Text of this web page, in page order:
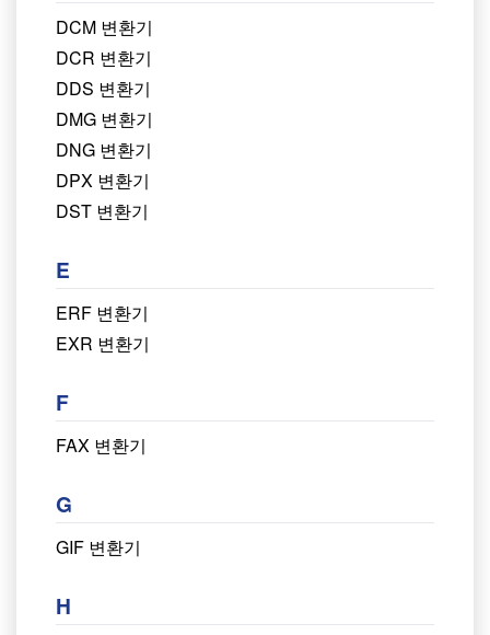
DCM 변환기
DCR 변환기
DDS 변환기
DMG 변환기
DNG 변환기
DPX 변환기
DST 변환기
E
ERF 변환기
EXR 변환기
F
FAX 변환기
G
GIF 변환기
H